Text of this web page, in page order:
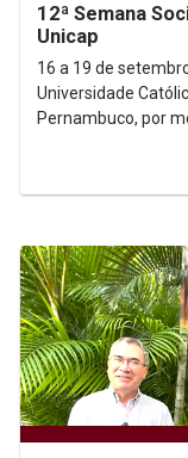
12ª Semana
Unicap
16 a 19 de setembro
Universidade
Pernambuco, por
comunidade
sociedade...